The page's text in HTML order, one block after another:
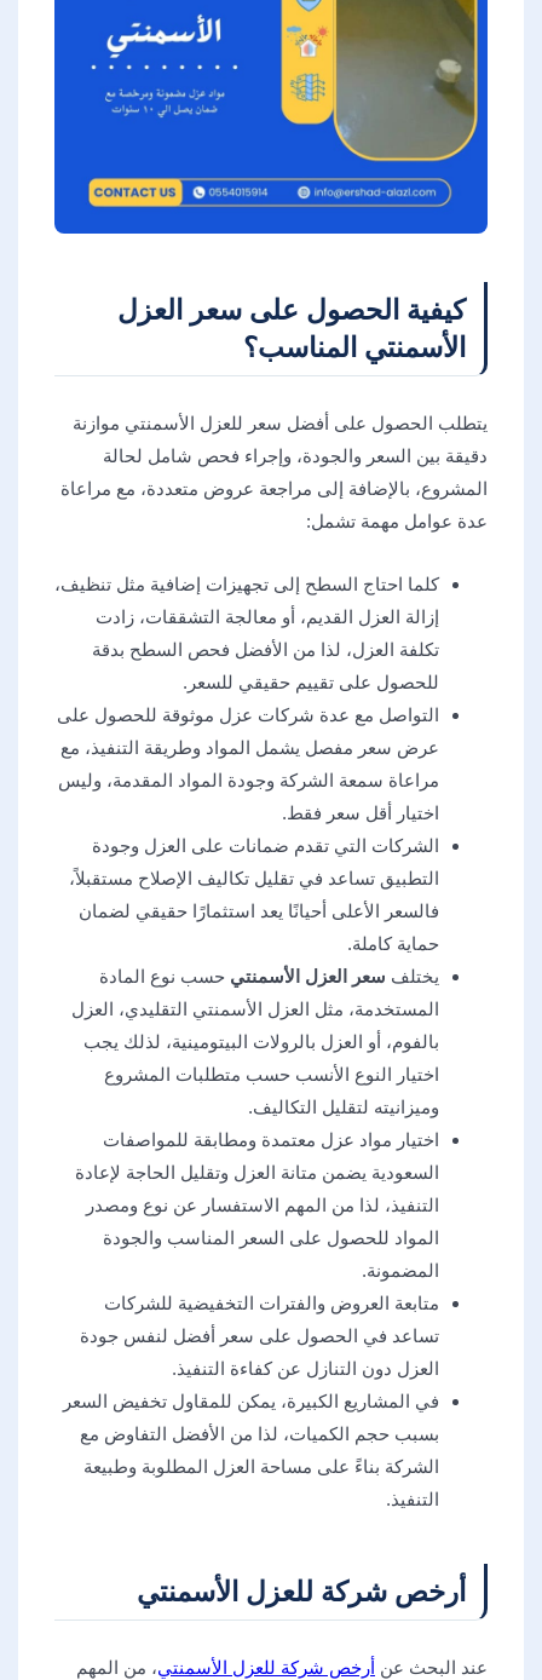
كيفية الحصول على سعر العزل
الأسمنتي المناسب؟
يتطلب الحصول على أفضل سعر للعزل الأسمنتي موازنة
دقيقة بين السعر والجودة، وإجراء فحص شامل لحالة
المشروع، بالإضافة إلى مراجعة عروض متعددة، مع مراعاة
عدة عوامل مهمة تشمل:
كلما احتاج السطح إلى تجهيزات إضافية مثل تنظيف،
إزالة العزل القديم، أو معالجة التشققات، زادت
تكلفة العزل، لذا من الأفضل فحص السطح بدقة
للحصول على تقييم حقيقي للسعر.
التواصل مع عدة شركات عزل موثوقة للحصول على
عرض سعر مفصل يشمل المواد وطريقة التنفيذ، مع
مراعاة سمعة الشركة وجودة المواد المقدمة، وليس
اختيار أقل سعر فقط.
الشركات التي تقدم ضمانات على العزل وجودة
التطبيق تساعد في تقليل تكاليف الإصلاح مستقبلاً،
فالسعر الأعلى أحيانًا يعد استثمارًا حقيقي لضمان
حماية كاملة.
يختلف سعر العزل الأسمنتي حسب نوع المادة
المستخدمة، مثل العزل الأسمنتي التقليدي، العزل
بالفوم، أو العزل بالرولات البيتومينية، لذلك يجب
اختيار النوع الأنسب حسب متطلبات المشروع
وميزانيته لتقليل التكاليف.
اختيار مواد عزل معتمدة ومطابقة للمواصفات
السعودية يضمن متانة العزل وتقليل الحاجة لإعادة
التنفيذ، لذا من المهم الاستفسار عن نوع ومصدر
المواد للحصول على السعر المناسب والجودة
المضمونة.
متابعة العروض والفترات التخفيضية للشركات
تساعد في الحصول على سعر أفضل لنفس جودة
العزل دون التنازل عن كفاءة التنفيذ.
في المشاريع الكبيرة، يمكن للمقاول تخفيض السعر
بسبب حجم الكميات، لذا من الأفضل التفاوض مع
الشركة بناءً على مساحة العزل المطلوبة وطبيعة
التنفيذ.
أرخص شركة للعزل الأسمنتي
عند البحث عن أرخص شركة للعزل الأسمنتي، من المهم